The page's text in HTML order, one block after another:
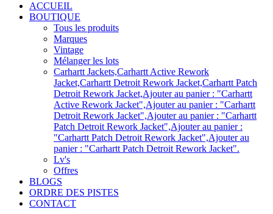
ACCUEIL
BOUTIQUE
Tous les produits
Marques
Vintage
Mélanger les lots
Carhartt Jackets,Carhartt Active Rework
Jacket,Carhartt Detroit Rework Jacket,Carhartt Patch
Detroit Rework Jacket,Ajouter au panier : "Carhartt
Active Rework Jacket",Ajouter au panier : "Carhartt
Detroit Rework Jacket",Ajouter au panier : "Carhartt
Patch Detroit Rework Jacket",Ajouter au panier :
"Carhartt Patch Detroit Rework Jacket",Ajouter au
panier : "Carhartt Patch Detroit Rework Jacket".
Lv's
Offres
BLOGS
ORDRE DES PISTES
CONTACT